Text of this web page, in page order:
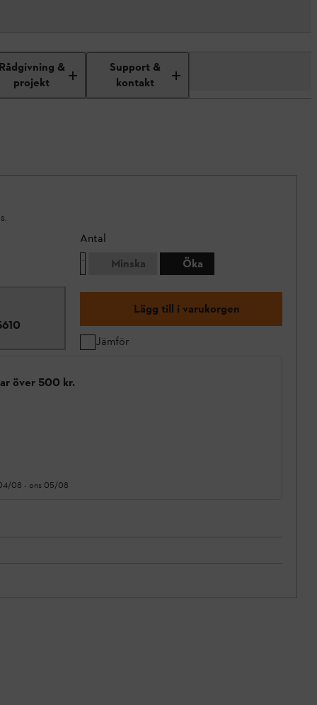
Rådgivning &
projekt
Support &
kontakt
Antal
Minska
Öka
Lägg till i varukorgen
Jämför
över 500 kr.
08 - ons 05/08